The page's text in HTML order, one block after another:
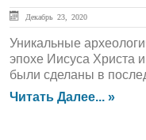
Декабрь 23, 2020
Уникальные
эпохе Иисуса Христа
были сделаны в
Читать Далее... »